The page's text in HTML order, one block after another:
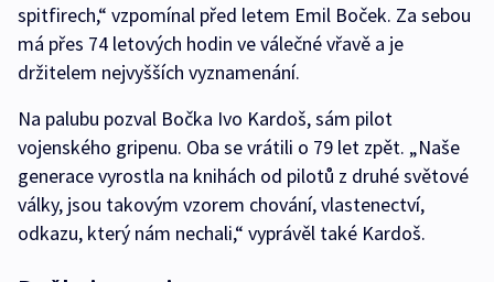
spitfirech,“ vzpomínal před letem Emil Boček. Za sebou
má přes 74 letových hodin ve válečné vřavě a je
držitelem nejvyšších vyznamenání.
Na palubu pozval Bočka Ivo Kardoš, sám pilot
vojenského gripenu. Oba se vrátili o 79 let zpět. „Naše
generace vyrostla na knihách od pilotů z druhé světové
války, jsou takovým vzorem chování, vlastenectví,
odkazu, který nám nechali,“ vyprávěl také Kardoš.